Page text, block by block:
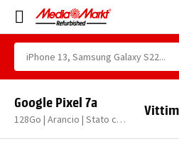
Google Pixel 7a
128Go | Arancio | Stato corretto